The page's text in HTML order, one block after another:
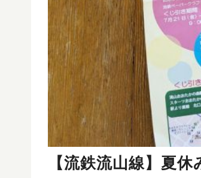
【流鉄流山線】夏